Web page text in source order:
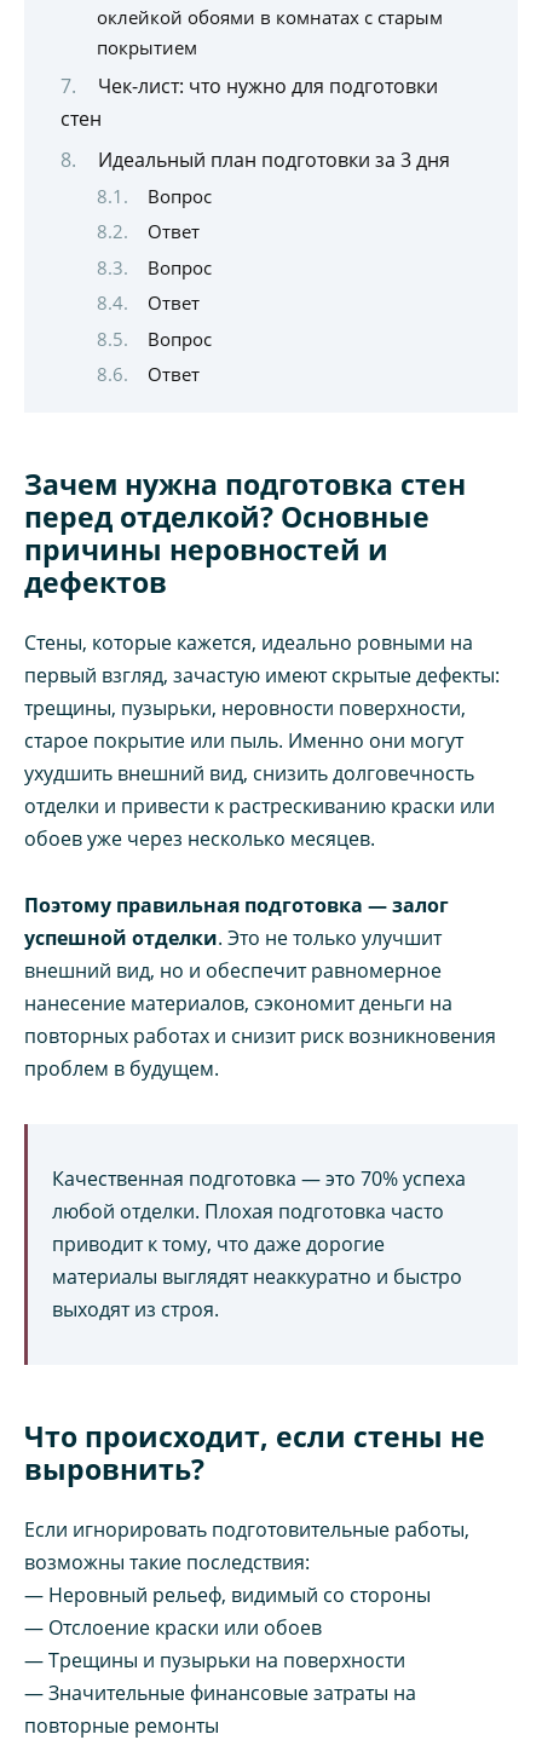
оклейкой обоями в комнатах с старым
покрытием
Чек-лист: что нужно для подготовки
стен
Идеальный план подготовки за 3 дня
Вопрос
Ответ
Вопрос
Ответ
Вопрос
Ответ
Зачем нужна подготовка стен
перед отделкой? Основные
причины неровностей и
дефектов
Стены, которые кажется, идеально ровными на
первый взгляд, зачастую имеют скрытые дефекты:
трещины, пузырьки, неровности поверхности,
старое покрытие или пыль. Именно они могут
ухудшить внешний вид, снизить долговечность
отделки и привести к растрескиванию краски или
обоев уже через несколько месяцев.
Поэтому правильная подготовка — залог
успешной отделки. Это не только улучшит
внешний вид, но и обеспечит равномерное
нанесение материалов, сэкономит деньги на
повторных работах и снизит риск возникновения
проблем в будущем.
Качественная подготовка — это 70% успеха
любой отделки. Плохая подготовка часто
приводит к тому, что даже дорогие
материалы выглядят неаккуратно и быстро
выходят из строя.
Что происходит, если стены не
выровнить?
Если игнорировать подготовительные работы,
возможны такие последствия:
— Неровный рельеф, видимый со стороны
— Отслоение краски или обоев
— Трещины и пузырьки на поверхности
— Значительные финансовые затраты на
повторные ремонты